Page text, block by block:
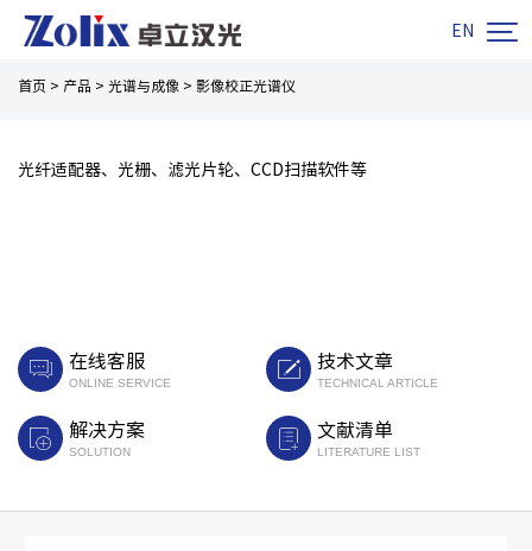
EN 
首页 > 产品 > 光谱与成像 > 影像校正光谱仪
光纤适配器、光栅、滤光片轮、CCD扫描软件等
在线客服
ONLINE SERVICE
技术文章
TECHNICAL ARTICLE
解决方案
SOLUTION
文献清单
LITERATURE LIST